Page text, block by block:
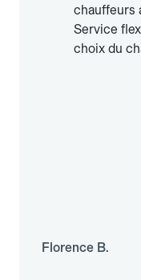
chauffeurs
Service
choix du
Florence B.